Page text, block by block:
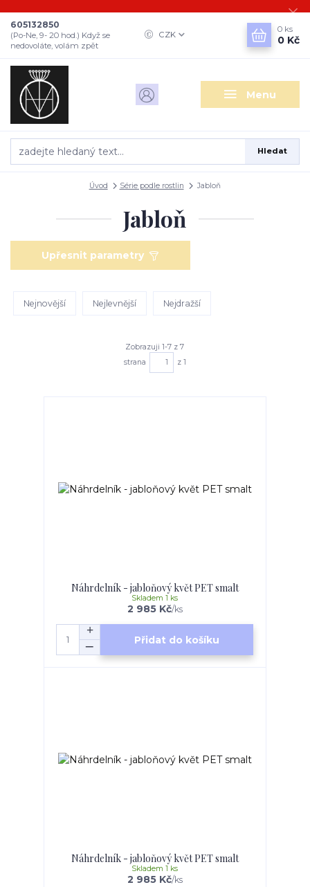
Menu
CZK
Hledat
605132850
(Po-Ne, 9- 20 hod.) Když se
nedovoláte, volám zpět
0 ks
0 Kč
Úvod Série podle rostlin Jabloň
Jabloň
Upřesnit parametry
Nejnovější Nejlevnější Nejdražší
Zobrazuji 1-7 z 7
strana
z 1
Náhrdelník - jabloňový květ PET smalt
2 985 Kč/ks
Skladem 1 ks
Přidat do košíku
Náhrdelník - jabloňový květ PET smalt
2 985 Kč/ks
Skladem 1 ks